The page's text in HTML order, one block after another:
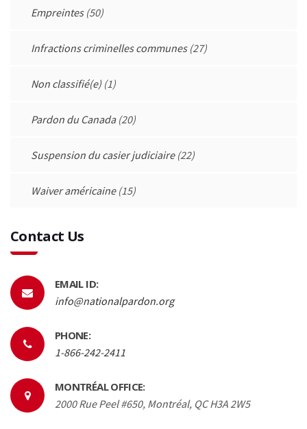
Empreintes(50)
Infractions criminelles communes(27)
Non classifié(e) (1)
Pardon du Canada(20)
Suspension du casier judiciaire(22)
Waiver américaine(15)
Contact Us
EMAIL ID:
info@nationalpardon.org
PHONE:
1-866-242-2411
MONTRÉAL OFFICE:
2000 Rue Peel #650, Montréal, QC H3A 2W5